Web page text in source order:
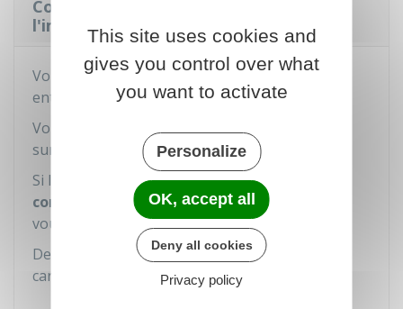
Comment demander la fin de
l'immobilisation du véhicule ?
Vous devez prouver que l'infraction ayant
entraîné l'immobilisation du véhicule a cessé.
Vous devez vous adresser à l'autorité indiquée
sur la fiche d'immobilisation.
Si l'infraction commise concerne la
conformité des plaques d'immatriculation
vous devez
faire immatriculer le véhicule
Demandez aux forces de l'ordre une copie de la
carte grise pour faire la démarche.
This site uses cookies and
gives you control over what
you want to activate
Personalize
OK, accept all
Deny all cookies
Privacy policy